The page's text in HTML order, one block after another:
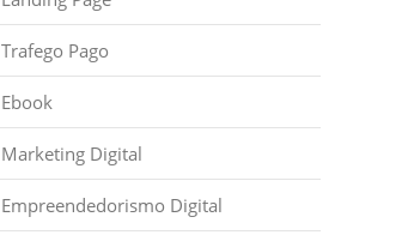
Trafego Pago
Ebook
Marketing Digital
Empreendedorismo Digital